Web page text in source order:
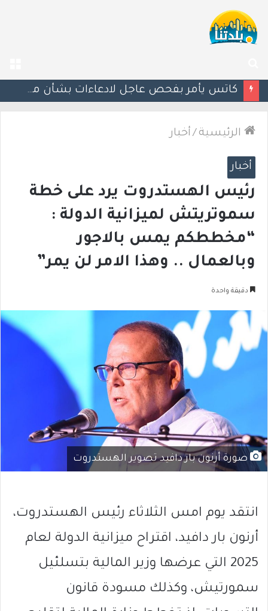
عن
إستعدوا : موجة حر جديدة تضرب البلاد
الرئيسية / أخبار
أخبار
‎⁨رئيس الهستدروت يرد على خطة
سموتريتش لميزانية الدولة :
“مخططكم يمس بالاجور
وبالعمال .. وهذا الامر لن يمر”
دقيقة واحدة
صورة أرنون بار دافيد تصوير الهستدروت
انتقد يوم امس الثلاثاء رئيس الهستدروت،
أرنون بار دافيد، اقتراح ميزانية الدولة لعام
2025 التي عرضها وزير المالية بتسلئيل
سمورتيش، وكذلك مسودة قانون